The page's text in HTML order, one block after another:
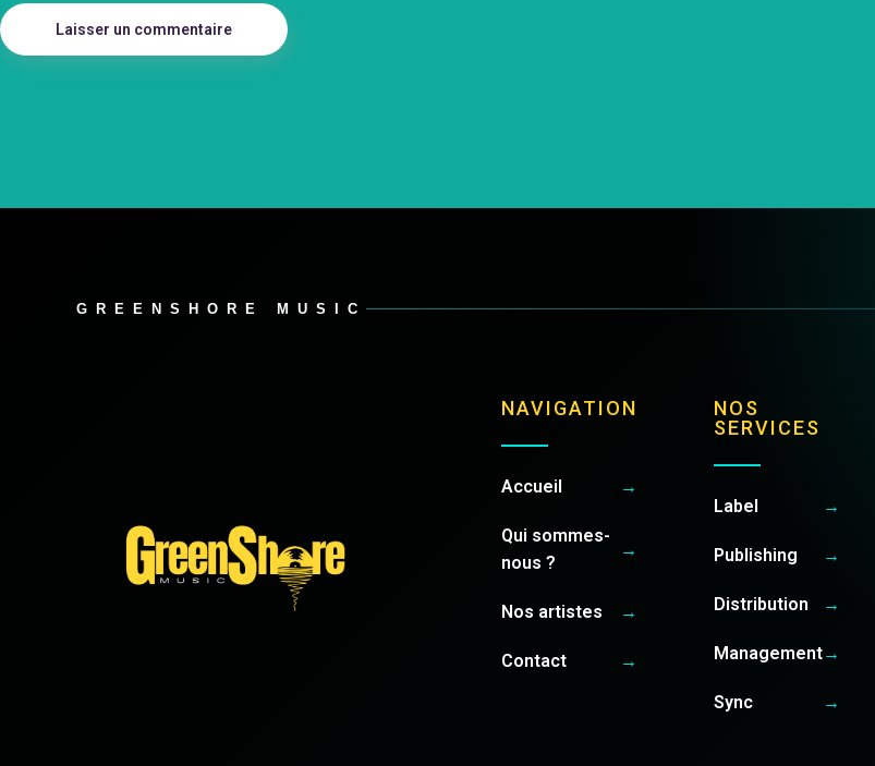
Laisser un commentaire
GREENSHORE MUSIC
NAVIGATION
Accueil →
Qui sommes-
nous ?
→
Nos artistes →
Contact →
NOS
SERVICES
Label →
Publishing →
Distribution →
Management→
Sync →